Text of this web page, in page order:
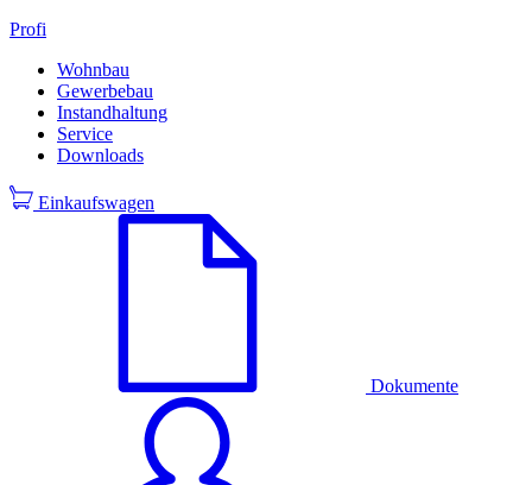
Profi
Wohnbau
Gewerbebau
Instandhaltung
Service
Downloads
Einkaufswagen
Dokumente